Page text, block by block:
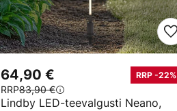
Lindby LED-teevalgusti Neano,
64,90 € RRP -22%
RRP83,90 €